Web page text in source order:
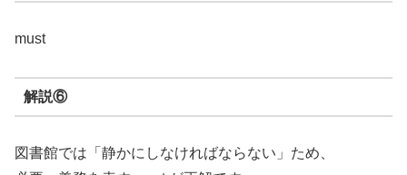
must
解説⑥
図書館では「静かにしなければならない」ため、